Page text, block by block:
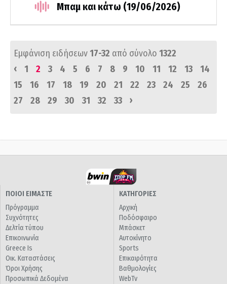
Μπαμ και κάτω (19/06/2026)
Εμφάνιση ειδήσεων17-32 από σύνολο 1322
‹
1 2 3 4 5 6 7 8 9 10 11 12 13
14
15
16 17 18 19 20 21 22 23 24 25
26
27
28 29 30 31 32 33 ›
ΠΟΙΟΙ ΕΙΜΑΣΤΕ
Πρόγραμμα
Συχνότητες
Δελτία τύπου
Επικοινωνία
Greece Is
Οικ. Καταστάσεις
Όροι Χρήσης
Προσωπικά Δεδομένα
ΚΑΤΗΓΟΡΙΕΣ
Αρχική
Ποδόσφαιρο
Μπάσκετ
Αυτοκίνητο
Sports
Επικαιρότητα
Βαθμολογίες
WebTv